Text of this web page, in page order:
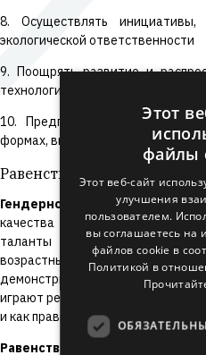
8. Осуществлять
экологической ответственности
9. Поощрять развитие и
технологий
10. Предприятия должны
формах, включая вымогательство
Равенство
Гендерное и возрастное
качества мужчин и женщин,
таланты и трудолюбие
возрастных групп. Наши
демонстрируя на собственном
играют решающей роли в том,
и как правильно выполняет свои
Равенство между нами и
Этот
файлы
Этот веб-сайт
улучшения
пользователем.
вы соглашаетесь на
файлов cookie в
Политикой в